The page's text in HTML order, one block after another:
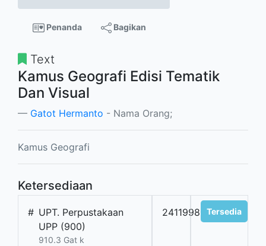
Penanda Bagikan
Text
Kamus Geografi Edisi Tematik
Dan Visual
Gatot Hermanto - Nama Orang;
Kamus Geografi
Ketersediaan
# UPT. Perpustakaan
UPP (900)
910.3 Gat k
2411998 Tersedia